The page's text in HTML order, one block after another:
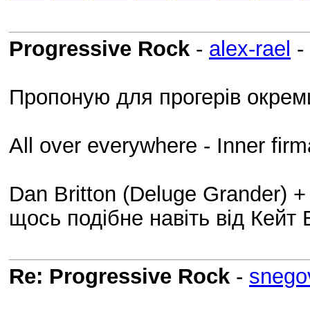
Progressive Rock - alex-rael -
Пропоную для прогерів
All over everywhere - Inner
Dan Britton (Deluge Grander)
щось подібне навіть від Кейт
Re: Progressive Rock -